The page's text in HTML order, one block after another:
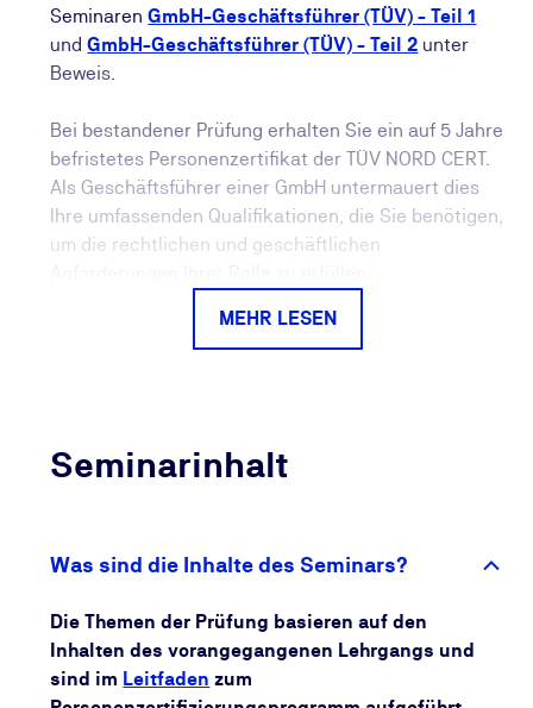
SeminarenGmbH-Geschäftsführer (TÜV) - Teil 1
undGmbH-Geschäftsführer (TÜV) - Teil 2 unter
Beweis.
Bei bestandener Prüfung erhalten Sie ein auf 5 Jahre
befristetes Personenzertifikat der TÜV NORD CERT.
Als Geschäftsführer einer GmbH untermauert dies
Ihre umfassenden Qualifikationen, die Sie benötigen,
um die rechtlichen und geschäftlichen
Das Zertifikat schafft Vertrauen: Es ist deutlich
und informiert Sie regelmäßig über Möglichkeiten,
sicher, dass Ihr Wissen dauerhaft relevant bleibt und
Sie Ihre beruflichen Chancen kontinuierlich
ausbauen.
MEHR LESEN
Seminarinhalt
Was sind die Inhalte des Seminars?
Die Themen der Prüfung basieren auf den
Inhalten des vorangegangenen Lehrgangs und
sind im Leitfaden zum